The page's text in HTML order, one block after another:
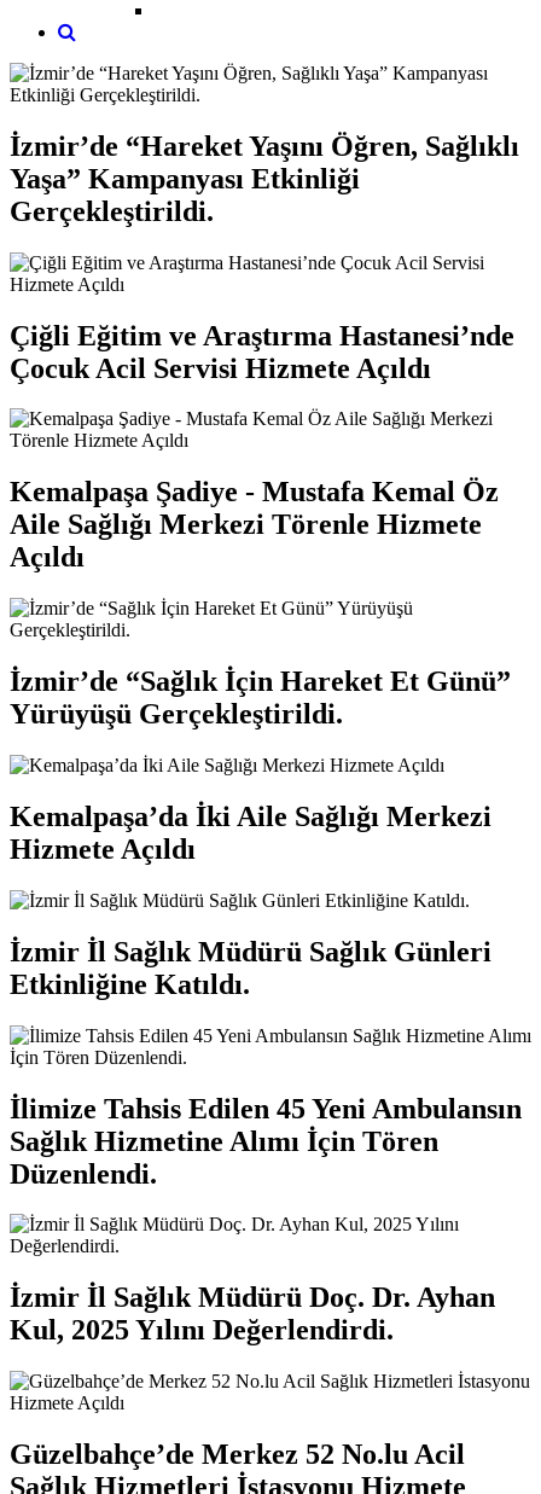
İzmir’de “Hareket Yaşını Öğren, Sağlıklı
Yaşa” Kampanyası Etkinliği
Gerçekleştirildi.
Çiğli Eğitim ve Araştırma Hastanesi’nde
Çocuk Acil Servisi Hizmete Açıldı
Kemalpaşa Şadiye - Mustafa Kemal Öz
Aile Sağlığı Merkezi Törenle Hizmete
Açıldı
İzmir’de “Sağlık İçin Hareket Et Günü”
Yürüyüşü Gerçekleştirildi.
Kemalpaşa’da İki Aile Sağlığı Merkezi
Hizmete Açıldı
İzmir İl Sağlık Müdürü Sağlık Günleri
Etkinliğine Katıldı.
İlimize Tahsis Edilen 45 Yeni Ambulansın
Sağlık Hizmetine Alımı İçin Tören
Düzenlendi.
İzmir İl Sağlık Müdürü Doç. Dr. Ayhan
Kul, 2025 Yılını Değerlendirdi.
Güzelbahçe’de Merkez 52 No.lu Acil
Sağlık Hizmetleri İstasyonu Hizmete